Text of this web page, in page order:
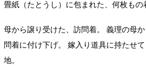
畳紙（たとうし）に包まれた、何枚もの
母から譲り受けた、訪問着。 義理の母
問着に付け下げ。 嫁入り道具に持たせ
地。